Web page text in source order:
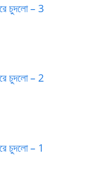
চুদলো – 3
চুদলো – 2
চুদলো – 1